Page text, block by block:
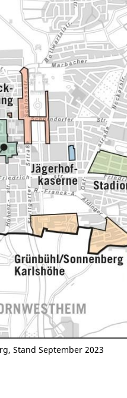
Stand September 2023